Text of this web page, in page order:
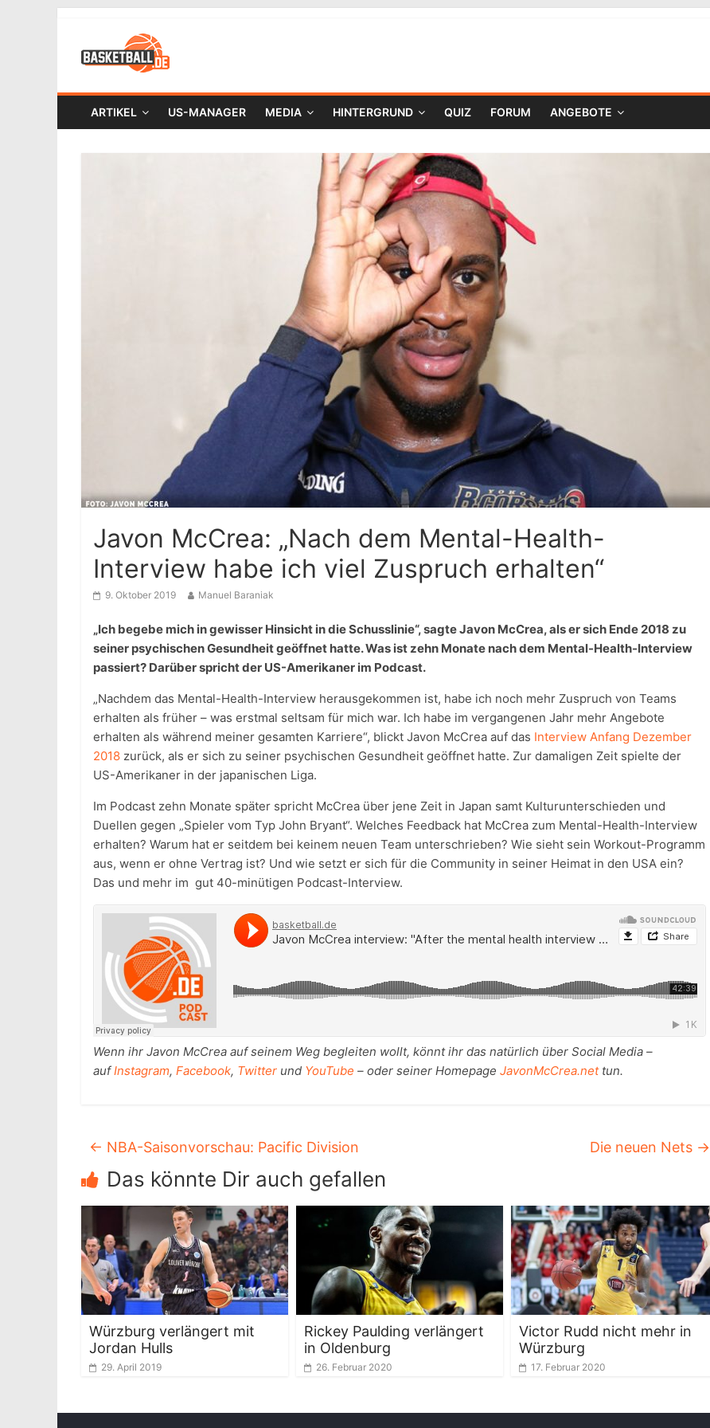
ARTIKEL US-MANAGER MEDIA HINTERGRUND QUIZ FORUM ANGEBOTE
Javon McCrea: „Nach dem Mental-Health-
Interview habe ich viel Zuspruch erhalten“
9. Oktober 2019 Manuel Baraniak
„Ich begebe mich in gewisser Hinsicht in die Schusslinie“, sagte Javon McCrea, als er sich Ende 2018 zu
seiner psychischen Gesundheit geöffnet hatte. Was ist zehn Monate nach dem Mental-Health-Interview
passiert? Darüber spricht der US-Amerikaner im Podcast.
„Nachdem das Mental-Health-Interview herausgekommen ist, habe ich noch mehr Zuspruch von Teams
erhalten als früher – was erstmal seltsam für mich war. Ich habe im vergangenen Jahr mehr Angebote
erhalten als während meiner gesamten Karriere“, blickt Javon McCrea auf das Interview Anfang Dezember
2018 zurück, als er sich zu seiner psychischen Gesundheit geöffnet hatte. Zur damaligen Zeit spielte der
US-Amerikaner in der japanischen Liga.
Im Podcast zehn Monate später spricht McCrea über jene Zeit in Japan samt Kulturunterschieden und
Duellen gegen „Spieler vom Typ John Bryant“. Welches Feedback hat McCrea zum Mental-Health-Interview
erhalten? Warum hat er seitdem bei keinem neuen Team unterschrieben? Wie sieht sein Workout-Programm
aus, wenn er ohne Vertrag ist? Und wie setzt er sich für die Community in seiner Heimat in den USA ein?
Das und mehr im gut 40-minütigen Podcast-Interview.
Wenn ihr Javon McCrea auf seinem Weg begleiten wollt, könnt ihr das natürlich über Social Media –
aufInstagram, Facebook, Twitter und YouTube – oder seiner Homepage JavonMcCrea.nettun.
← NBA-Saisonvorschau: Pacific Division Die neuen Nets →
Das könnte Dir auch gefallen
Würzburg verlängert mit
Jordan Hulls
29. April 2019
Rickey Paulding verlängert
in Oldenburg
26. Februar 2020
Victor Rudd nicht mehr in
Würzburg
17. Februar 2020